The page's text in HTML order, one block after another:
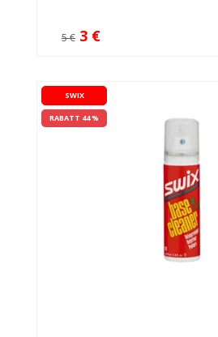
5 € 3 €
SWIX
RABATT 44 %